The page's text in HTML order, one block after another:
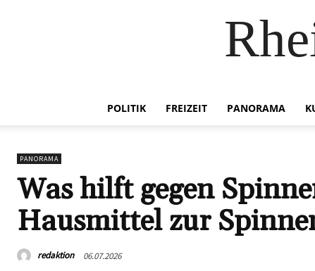
POLITIK FREIZEIT PANORAMA
PANORAMA
Was hilft gegen
Hausmittel zur
redaktion 06.07.2026